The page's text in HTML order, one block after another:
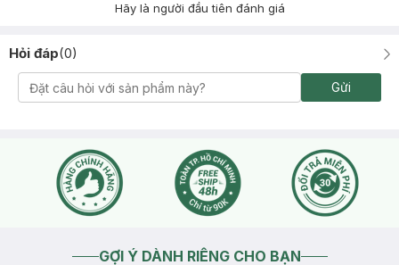
Hãy là người đầu tiên đánh giá
Hỏi đáp(0)
Gửi
GỢI Ý DÀNH RIÊNG CHO BẠN